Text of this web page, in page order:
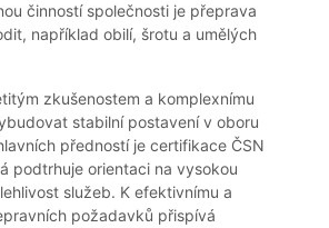
činností společnosti je přeprava
například obilí, šrotu a umělých
zkušenostem a komplexnímu
stabilní postavení v oboru
předností je certifikace ČSN
podtrhuje orientaci na vysokou
služeb. K efektivnímu a
požadavků přispívá